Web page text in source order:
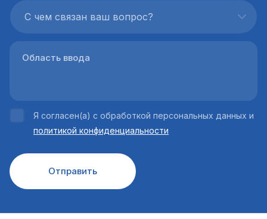
С чем связан ваш вопрос?
Я согласен(а) с обработкой персональных данных и
политикой конфиденциальности
Отправить